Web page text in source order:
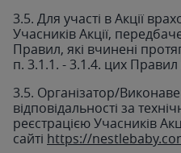
3.5. Для участі в Акції
Учасників Акції,
Правил, які вчинені
п. 3.1.1. - 3.1.4. цих Правил
3.5. Організатор/
відповідальності за
реєстрацією Учасників
сайті https://